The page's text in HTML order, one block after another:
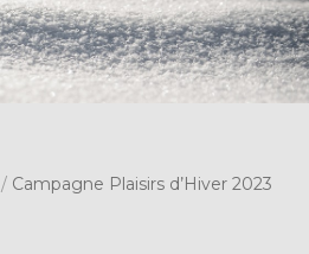
/ Campagne Plaisirs d’Hiver 2023